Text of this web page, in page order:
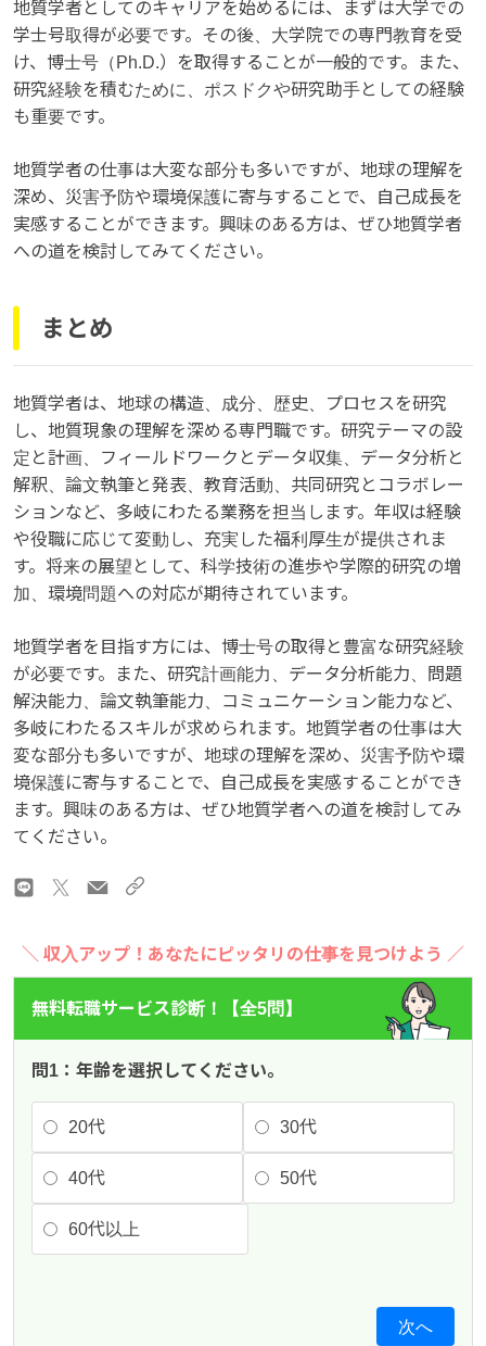
地質学者としてのキャリアを始めるには、まずは大学での
学士号取得が必要です。その後、大学院での専門教育を受
け、博士号（Ph.D.）を取得することが一般的です。また、
研究経験を積むために、ポスドクや研究助手としての経験
も重要です。
地質学者の仕事は大変な部分も多いですが、地球の理解を
深め、災害予防や環境保護に寄与することで、自己成長を
実感することができます。興味のある方は、ぜひ地質学者
への道を検討してみてください。
まとめ
地質学者は、地球の構造、成分、歴史、プロセスを研究
し、地質現象の理解を深める専門職です。研究テーマの設
定と計画、フィールドワークとデータ収集、データ分析と
解釈、論文執筆と発表、教育活動、共同研究とコラボレー
ションなど、多岐にわたる業務を担当します。年収は経験
や役職に応じて変動し、充実した福利厚生が提供されま
す。将来の展望として、科学技術の進歩や学際的研究の増
加、環境問題への対応が期待されています。
地質学者を目指す方には、博士号の取得と豊富な研究経験
が必要です。また、研究計画能力、データ分析能力、問題
解決能力、論文執筆能力、コミュニケーション能力など、
多岐にわたるスキルが求められます。地質学者の仕事は大
変な部分も多いですが、地球の理解を深め、災害予防や環
境保護に寄与することで、自己成長を実感することができ
ます。興味のある方は、ぜひ地質学者への道を検討してみ
てください。
＼ 収入アップ！あなたにピッタリの仕事を見つけよう ／
無料転職サービス診断！【全5問】
問1：年齢を選択してください。
20代 30代
40代 50代
60代以上
次へ